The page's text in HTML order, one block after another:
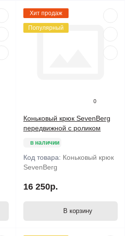
Хит продаж
Популярный
0
Коньковый крюк SevenBerg
передвижной с роликом
в наличии
Код товара: Коньковый крюк
SevenBerg
16 250р.
В корзину